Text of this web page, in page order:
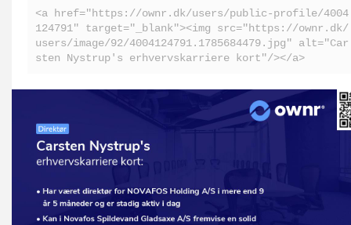
<a href="https://ownr.dk/users/public-profile/4004
124791" target="_blank"><img src="https://ownr.dk/
users/image/92/4004124791.1785684479.jpg" alt="Car
sten Nystrup's erhvervskarriere kort"/></a>